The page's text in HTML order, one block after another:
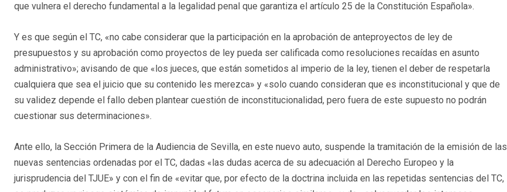
que vulnera el derecho fundamental a la legalidad penal que garantiza el artículo 25 de la Constitución Española».
Y es que según el TC, «no cabe considerar que la participación en la aprobación de anteproyectos de ley de
presupuestos y su aprobación como proyectos de ley pueda ser calificada como resoluciones recaídas en asunto
administrativo»; avisando de que «los jueces, que están sometidos al imperio de la ley, tienen el deber de respetarla
cualquiera que sea el juicio que su contenido les merezca» y «solo cuando consideran que es inconstitucional y que de
su validez depende el fallo deben plantear cuestión de inconstitucionalidad, pero fuera de este supuesto no podrán
cuestionar sus determinaciones».
Ante ello, la Sección Primera de la Audiencia de Sevilla, en este nuevo auto, suspende la tramitación de la emisión de las
nuevas sentencias ordenadas por el TC, dadas «las dudas acerca de su adecuación al Derecho Europeo y la
jurisprudencia del TJUE» y con el fin de «evitar que, por efecto de la doctrina incluida en las repetidas sentencias del TC,